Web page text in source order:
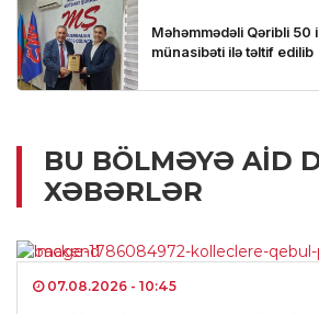
BU BÖLMƏYƏ AID
XƏBƏRLƏR
07.08.2026 - 10:45